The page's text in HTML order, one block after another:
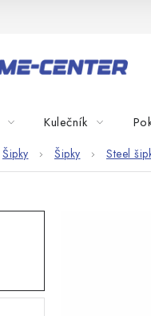
Kulečník
Šipky Šipky Steel